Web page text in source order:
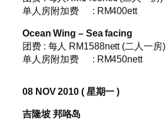
单人房附加费 : RM400ett
Ocean Wing – Sea facing
团费 : 每人 RM1588nett (二人一房)
单人房附加费 : RM450nett
08 NOV 2010 ( 星期一 )
吉隆坡 邦咯岛